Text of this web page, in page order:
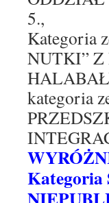
5.,
Kategoria
NUTKI” Z
kategoria